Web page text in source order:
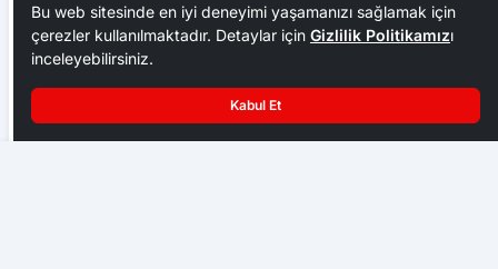
Ankara Ziraat Odaları; hububat alım fiyatları çiftçimizi
üzdü
Bu web sitesinde en iyi deneyimi yaşamanızı sağlamak için
çerezler kullanılmaktadır. Detaylar için Gizlilik Politikamızı
inceleyebilirsiniz.
Kabul Et